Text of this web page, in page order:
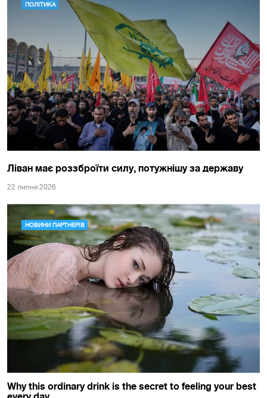
ПОЛІТИКА
Ліван має роззброїти силу, потужнішу за державу
22 липня 2026